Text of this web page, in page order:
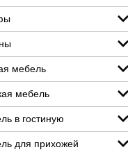
мебель
мебель
в гостиную
для прихожей